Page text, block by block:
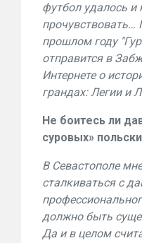
футбол удалось и
прочувствовать…
прошлом году
отправится в
Интернете о
грандах: Легии и
Не боитесь ли
суровых»
В Севастополе
сталкиваться с
должно быть
Да и в целом